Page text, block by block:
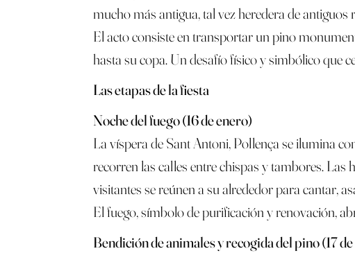
mucho más antigua, tal vez heredera de
El acto consiste en transportar un pino
hasta su copa. Un desafío físico y simbólico que
Las etapas de la fiesta
Noche del fuego (16 de enero)
La víspera de Sant Antoni, Pollença se ilumina
recorren las calles entre chispas y tambores.
visitantes se reúnen a su alrededor para cantar,
El fuego, símbolo de purificación y renovación,
Bendición de animales y recogida del pino (17